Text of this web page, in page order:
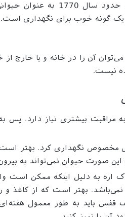
سرشار از پروتئین در وعده غذایی استفاده شد. اما
گونه خوب برای نگهداری است.
آن را در خانه و یا خارج از
نیست.
مراقبت بیشتری نیاز دارد. پس
مخصوص نگهداری کرد. بهتر است
به دلیل اینکه ممکن است
بهتر است که از کاغذ و
باید به طور معمول هفته‌ای